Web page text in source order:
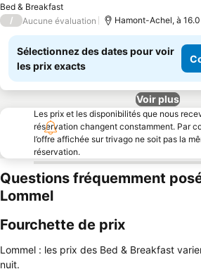
Bed & Breakfast
/ Aucune évaluation Hamont-Achel, à
Sélectionnez des dates pour voir
les prix exacts
Voir plus
Les prix et les disponibilités que nous
réservation changent constamment. Par
l’offre affichée sur trivago ne soit pas la
réservation.
Questions fréquemment
Lommel
Fourchette de prix
Lommel : les prix des Bed & Breakfast
nuit.